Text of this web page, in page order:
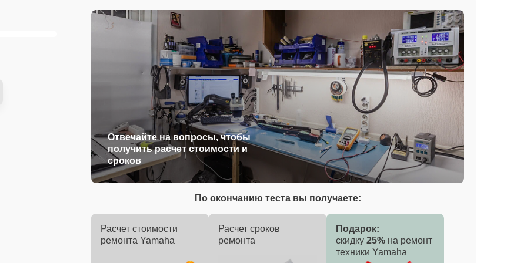
Отвечайте на вопросы, чтобы
получить расчет стоимости и
сроков
По окончанию теста вы получаете:
Расчет стоимости
ремонта Yamaha
Расчет сроков
ремонта
Подарок:
скидку 25% на ремонт
техники Yamaha